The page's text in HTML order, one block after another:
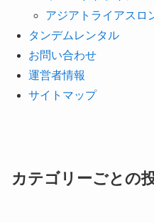
アジアトライアスロ
タンデムレンタル
お問い合わせ
運営者情報
サイトマップ
カテゴリーごとの